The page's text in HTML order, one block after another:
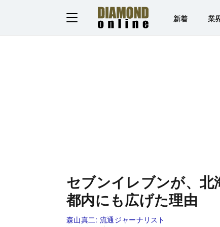
新着 業
セブンイレブンが、
都内にも広げた理由
森山真二: 流通ジャーナリスト